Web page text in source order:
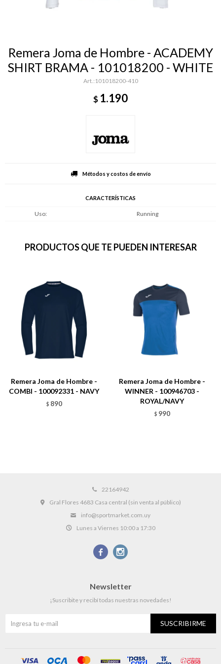
Remera Joma de Hombre - ACADEMY
SHIRT BRAMA - 101018200 - WHITE
101018200-410
$ 1.190
Métodos y costos de envío
CARACTERÍSTICAS
Uso Running
PRODUCTOS QUE TE PUEDEN INTERESAR
Remera Joma de Hombre -
COMBI - 100092331 - NAVY
$ 890
Remera Joma de Hombre -
WINNER - 100946703 -
ROYAL/NAVY
$ 990
22164942
Gral Flores 4683 Casa central (sin venta al público)
info@sportmarket.com.uy
Lunes a Viernes 10:00 a 17:30
 
Newsletter
¡Suscribite y recibí todas nuestras novedades!
SUSCRIBIRME